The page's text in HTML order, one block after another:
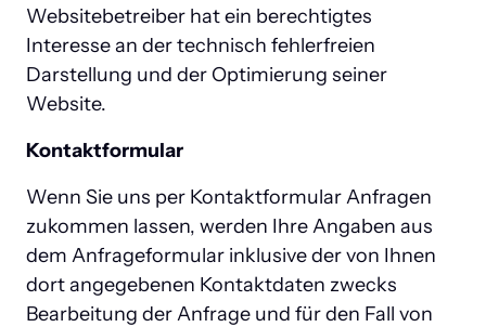
Websitebetreiber hat ein berechtigtes
Interesse an der technisch fehlerfreien
Darstellung und der Optimierung seiner
Website.
Kontaktformular
Wenn Sie uns per Kontaktformular Anfragen
zukommen lassen, werden Ihre Angaben aus
dem Anfrageformular inklusive der von Ihnen
dort angegebenen Kontaktdaten zwecks
Bearbeitung der Anfrage und für den Fall von